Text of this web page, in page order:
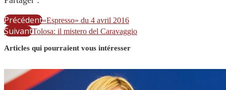
Précédent«Espresso» du 4 avril 2016
SuivantTolosa: il mistero del Caravaggio
Articles qui pourraient vous intéresser